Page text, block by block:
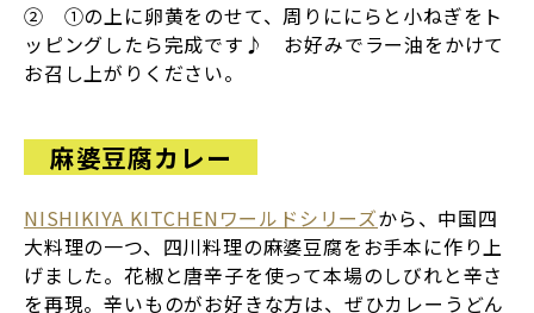
② ①の上に卵黄をのせて、周りににらと小ねぎをト
ッピングしたら完成です♪ お好みでラー油をかけて
お召し上がりください。
麻婆豆腐カレー
NISHIKIYA KITCHENワールドシリーズから、中国四
大料理の一つ、四川料理の麻婆豆腐をお手本に作り上
げました。花椒と唐辛子を使って本場のしびれと辛さ
を再現。辛いものがお好きな方は、ぜひカレーうどん